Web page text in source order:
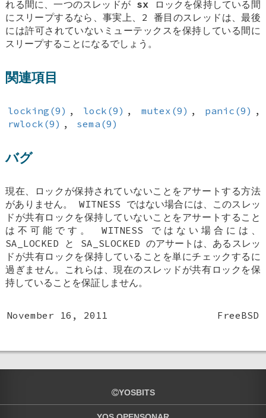
れる間に、一つのスレッドが sx ロックを保持している間
にスリープするなら、事実上、2 番目のスレッドは、最後
には許可されていないミューテックスを保持している間に
スリープすることになるでしょう。
関連項目
locking(9) , lock(9) , mutex(9) , panic(9) ,
rwlock(9) , sema(9)
バグ
現在、ロックが保持されていないことをアサートする方法
がありません。 WITNESS ではない場合には、このスレッ
ドが共有ロックを保持していないことをアサートすること
は不可能です。 WITNESS ではない場合には、
SA_LOCKED と SA_SLOCKED のアサートは、あるスレッ
ドが共有ロックを保持していることを単にチェックするに
過ぎません。これらは、現在のスレッドが共有ロックを保
持していることを保証しません。
November 16, 2011 FreeBSD
YOSBITS